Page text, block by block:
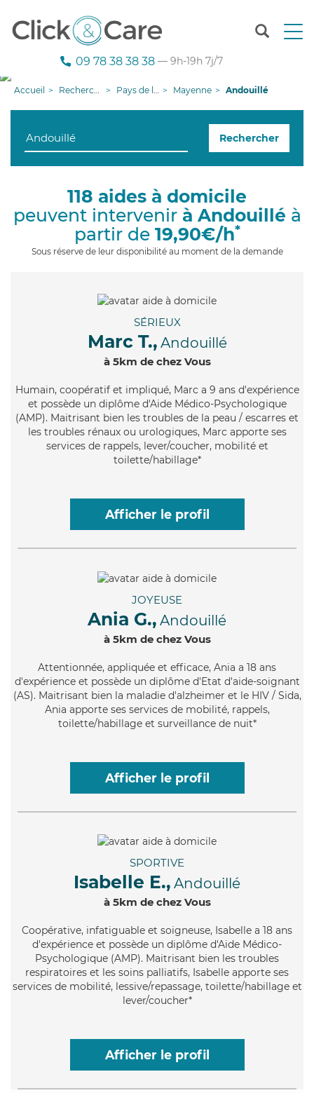
T
n
g
i
09 78 38 38 38 — 9h-19h 7j/7
Accueil Recherche aide à domicile Pays de la Loire Mayenne Andouillé
Rechercher
118 aides à domicile
peuvent intervenir à Andouillé à
partir de 19,90€/h*
Sous réserve de leur disponibilité au moment de la demande
SÉRIEUX
Marc T., Andouillé
à 5km de chez Vous
Humain, coopératif et impliqué, Marc a 9 ans d'expérience
et possède un diplôme d'Aide Médico-Psychologique
(AMP). Maitrisant bien les troubles de la peau / escarres et
les troubles rénaux ou urologiques, Marc apporte ses
services de rappels, lever/coucher, mobilité et
toilette/habillage*
Afficher le profil
JOYEUSE
Ania G., Andouillé
à 5km de chez Vous
Attentionnée, appliquée et efficace, Ania a 18 ans
d'expérience et possède un diplôme d'Etat d'aide-soignant
(AS). Maitrisant bien la maladie d'alzheimer et le HIV / Sida,
Ania apporte ses services de mobilité, rappels,
toilette/habillage et surveillance de nuit*
Afficher le profil
SPORTIVE
Isabelle E., Andouillé
à 5km de chez Vous
Coopérative, infatiguable et soigneuse, Isabelle a 18 ans
d'expérience et possède un diplôme d'Aide Médico-
Psychologique (AMP). Maitrisant bien les troubles
respiratoires et les soins palliatifs, Isabelle apporte ses
services de mobilité, lessive/repassage, toilette/habillage et
lever/coucher*
Afficher le profil